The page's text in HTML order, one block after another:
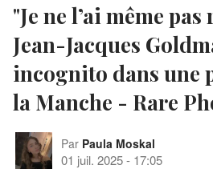
"Je ne l’ai même
Jean-Jacques
incognito dans une
la Manche - Rare
Par Paula Moskal
01 juil. 2025- 17:05